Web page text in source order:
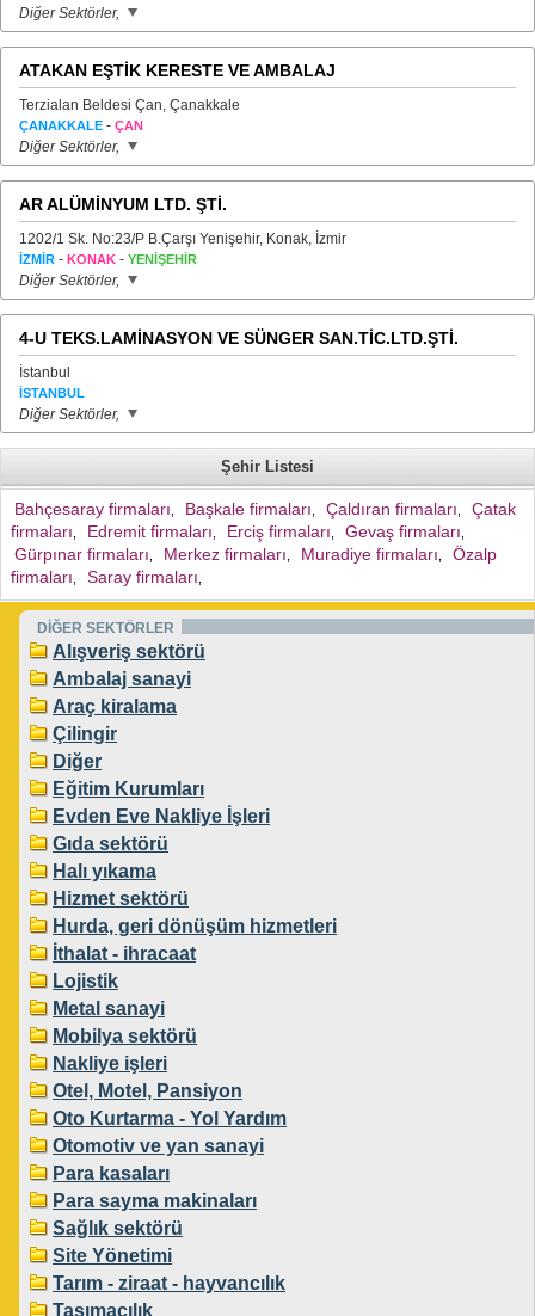
Diğer Sektörler,
ATAKAN EŞTİK KERESTE VE AMBALAJ
Terzialan Beldesi Çan, Çanakkale
ÇANAKKALE - ÇAN
Diğer Sektörler,
AR ALÜMİNYUM LTD. ŞTİ.
1202/1 Sk. No:23/P B.Çarşı Yenişehir, Konak, İzmir
İZMİR - KONAK - YENİŞEHİR
Diğer Sektörler,
4-U TEKS.LAMİNASYON VE SÜNGER SAN.TİC.LTD.ŞTİ.
İstanbul
İSTANBUL
Diğer Sektörler,
Şehir Listesi
Bahçesaray firmaları Başkale firmaları Çaldıran firmaları
Çatak
firmaları
Edremit firmaları Erciş firmaları Gevaş firmaları
Gürpınar firmaları Merkez firmaları Muradiye firmaları
Özalp
firmaları
Saray firmaları
DİĞER SEKTÖRLER
Alışveriş sektörü
Ambalaj sanayi
Araç kiralama
Çilingir
Diğer
Eğitim Kurumları
Evden Eve Nakliye İşleri
Gıda sektörü
Halı yıkama
Hizmet sektörü
Hurda, geri dönüşüm hizmetleri
İthalat - ihracaat
Lojistik
Metal sanayi
Mobilya sektörü
Nakliye işleri
Otel, Motel, Pansiyon
Oto Kurtarma - Yol Yardım
Otomotiv ve yan sanayi
Para kasaları
Para sayma makinaları
Sağlık sektörü
Site Yönetimi
Tarım - ziraat - hayvancılık
Taşımacılık